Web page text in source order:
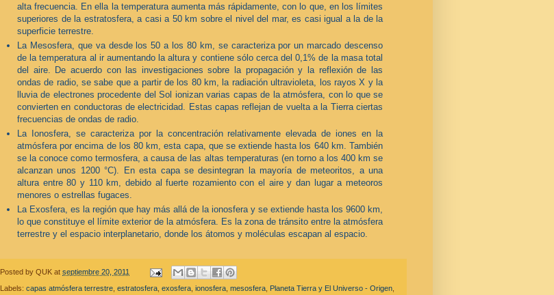
alta frecuencia. En ella la temperatura aumenta más rápidamente, con lo que, en los límites
superiores de la estratosfera, a casi a 50 km sobre el nivel del mar, es casi igual a la de la
superficie terrestre.
La Mesosfera, que va desde los 50 a los 80 km, se caracteriza por un marcado descenso
de la temperatura al ir aumentando la altura y contiene sólo cerca del 0,1% de la masa total
del aire. De acuerdo con las investigaciones sobre la propagación y la reflexión de las
ondas de radio, se sabe que a partir de los 80 km, la radiación ultravioleta, los rayos X y la
lluvia de electrones procedente del Sol ionizan varias capas de la atmósfera, con lo que se
convierten en conductoras de electricidad. Estas capas reflejan de vuelta a la Tierra ciertas
frecuencias de ondas de radio.
La Ionosfera, se caracteriza por la concentración relativamente elevada de iones en la
atmósfera por encima de los 80 km, esta capa, que se extiende hasta los 640 km. También
se la conoce como termosfera, a causa de las altas temperaturas (en torno a los 400 km se
alcanzan unos 1200 °C). En esta capa se desintegran la mayoría de meteoritos, a una
altura entre 80 y 110 km, debido al fuerte rozamiento con el aire y dan lugar a meteoros
menores o estrellas fugaces.
La Exosfera, es la región que hay más allá de la ionosfera y se extiende hasta los 9600 km,
lo que constituye el límite exterior de la atmósfera. Es la zona de tránsito entre la atmósfera
terrestre y el espacio interplanetario, donde los átomos y moléculas escapan al espacio.
Posted by QUK at septiembre 20, 2011
Labels: capas atmósfera terrestre, estratosfera, exosfera, ionosfera, mesosfera, Planeta Tierra y El Universo - Origen,